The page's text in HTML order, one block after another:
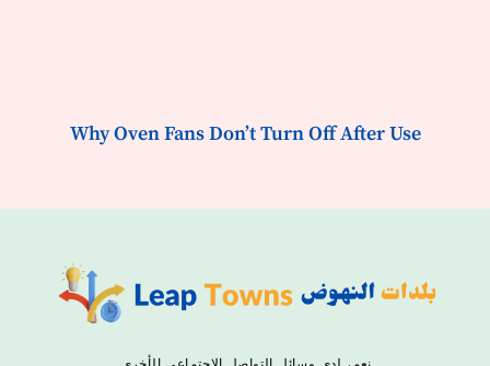
Why Oven Fans Don’t Turn Off After Use